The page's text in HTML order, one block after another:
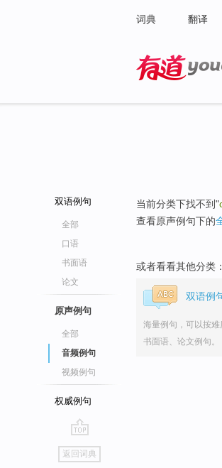
词典 翻译
双语例句
全部
口语
书面语
论文
原声例句
全部
音频例句
视频例句
权威例句
go
top
返回词典
当前分类下找不到"
查看原声例句下的
或者看看其他分类：
双语例
海量例句，可以按难
书面语、论文例句。